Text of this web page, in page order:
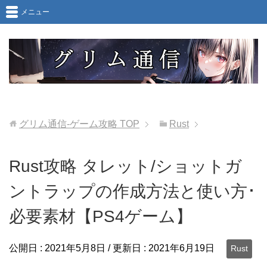
メニュー
グリム通信-ゲーム攻略 TOP Rust
Rust攻略 タレット/ショットガ
ントラップの作成方法と使い方･
必要素材【PS4ゲーム】
公開日 : 2021年5月8日 / 更新日 : 2021年6月19日 Rust